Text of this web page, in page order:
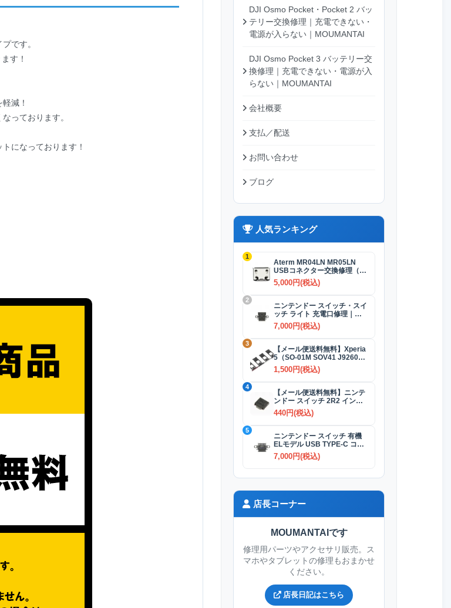
です。
す！
減！
っております。
になっております！
DJI Osmo Pocket・Pocket 2 バッ
テリー交換修理｜充電できない・
電源が入らない｜MOUMANTAI
DJI Osmo Pocket 3 バッテリー交
換修理｜充電できない・電源が入
らない｜MOUMANTAI
会社概要
支払／配送
お問い合わせ
ブログ
人気ランキング
1
Aterm MR04LN MR05LN
USBコネクター交換修理（充
電）
5,000円(税込)
2
ニンテンドー スイッチ・スイ
ッチ ライト 充電口修理｜
USB-Cコネクター 交換修理
7,000円(税込)
3
【メール便送料無料】Xperia
5（SO-01M SOV41 J9260）
SIMカードトレイ 全4色
1,500円(税込)
4
【メール便送料無料】ニンテ
ンドー スイッチ 2R2 インダ
クタ(コイル)
440円(税込)
5
ニンテンドー スイッチ 有機
ELモデル USB TYPE-C コネ
クター交換修理
7,000円(税込)
店長コーナー
MOUMANTAIです
修理用パーツやアクセサリ販売。ス
マホやタブレットの修理もおまかせ
ください。
店長日記はこちら